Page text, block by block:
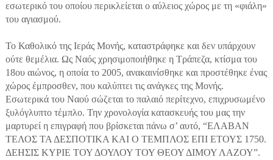
εσωτερικό του οποίου περικλείεται ο αύλειος χώρος με τη «φιάλη»
του αγιασμού.
Το Καθολικό της Ιεράς Μονής, καταστράφηκε και δεν υπάρχουν
ούτε θεμέλια. Ως Ναός χρησιμοποιήθηκε η Τράπεζα, κτίσμα του
18ου αιώνος, η οποία το 2005, ανακαινίσθηκε και προστέθηκε ένας
χώρος έμπροσθεν, που καλύπτει τις ανάγκες της Μονής.
Εσωτερικά του Ναού σώζεται το παλαιό περίτεχνο, επιχρυσωμένο
ξυλόγλυπτο τέμπλο. Την χρονολογία κατασκευής του μας την
μαρτυρεί η επιγραφή που βρίσκεται πάνω σ’ αυτό, “ΕΛΑΒΑΝ
ΤΕΛΟΣ ΤΑ ΔΕΣΠΟΤΙΚΑ ΚΑΙ Ο ΤΕΜΠΛΟΣ ΕΠΙ ΕΤΟΥΣ 1750.
ΔΕΗΣΙΣ ΚΥΡΙΕ ΤΟΥ ΔΟΥΛΟΥ ΤΟΥ ΘΕΟΥ ΔΙΜΟΥ ΛΑΖΟΥ”.